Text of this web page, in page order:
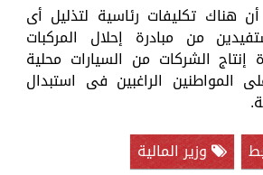
أن هناك تكليفات رئاسية لتذليل أى
من مبادرة إحلال المركبات
إنتاج الشركات من السيارات محلية
المواطنين الراغبين فى استبدال
وزير المالية